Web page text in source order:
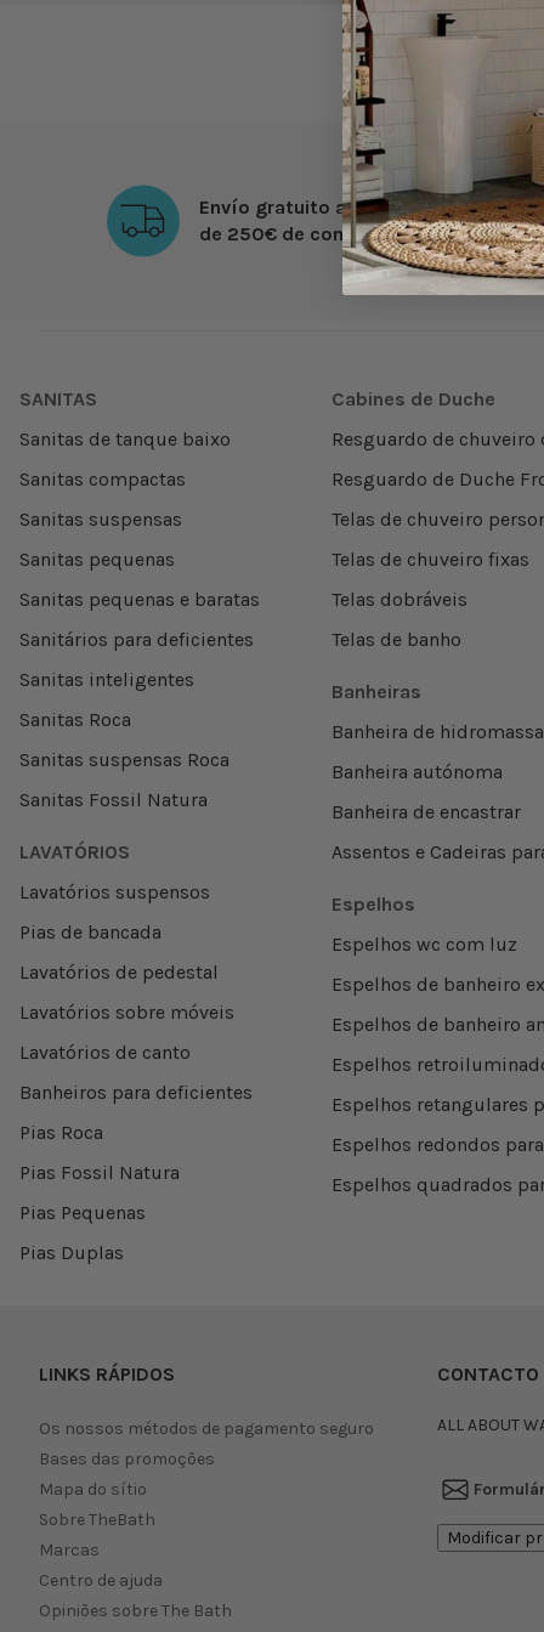
Tipo de instalação da torneira
Tipo de comando
Tons
Envío gratuito a partir
de 250€ de compra
SANITAS
Sanitas de tanque baixo
Sanitas compactas
Sanitas suspensas
Sanitas pequenas
Sanitas pequenas e baratas
Sanitários para deficientes
Sanitas inteligentes
Sanitas Roca
Sanitas suspensas Roca
Sanitas Fossil Natura
LAVATÓRIOS
Lavatórios suspensos
Pias de bancada
Lavatórios de pedestal
Lavatórios sobre móveis
Lavatórios de canto
Banheiros para deficientes
Pias Roca
Pias Fossil Natura
Pias Pequenas
Pias Duplas
Cabines de Duche
Resguardo de chuveiro
Resguardo de Duche
Telas de chuveiro
Telas de chuveiro fixas
Telas dobráveis
Telas de banho
Banheiras
Banheira de
Banheira autónoma
Banheira de encastrar
Assentos e Cadeiras
Espelhos
Espelhos wc com luz
Espelhos de banheiro
Espelhos de banheiro
Espelhos
Espelhos retangulares
Espelhos redondos
Espelhos quadrados
LINKS RÁPIDOS
Os nossos métodos de pagamento seguro
Bases das promoções
Mapa do sítio
Sobre TheBath
Marcas
Centro de ajuda
Opiniões sobre The Bath
CONTACTO
ALL ABOUT
Modificar